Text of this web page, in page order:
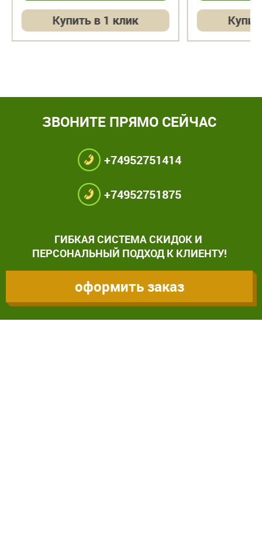
Купить в 1 клик
ЗВОНИТЕ ПРЯМО СЕЙЧАС
+74952751414
+74952751875
ГИБКАЯ СИСТЕМА СКИДОК И
ПЕРСОНАЛЬНЫЙ ПОДХОД К КЛИЕНТУ!
оформить заказ